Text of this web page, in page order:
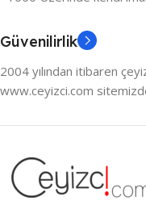
Güvenilirlik
2004 yılından itibaren
www.ceyizci.com